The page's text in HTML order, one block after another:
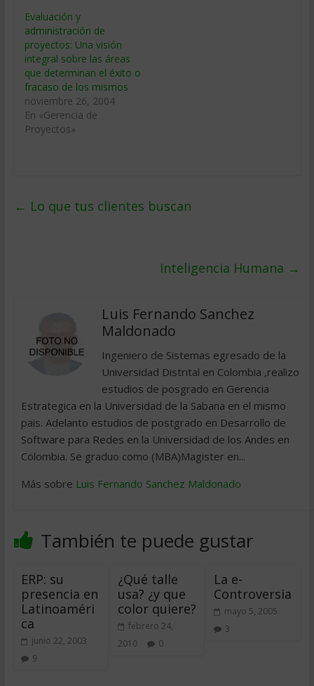
Evaluación y
administración de
proyectos: Una visión
integral sobre las áreas
que determinan el éxito o
fracaso de los mismos
noviembre 26, 2004
En «Gerencia de
Proyectos»
← Lo que tus clientes buscan
Inteligencia Humana →
Luis Fernando Sanchez
Maldonado
Ingeniero de Sistemas egresado de la
Universidad Distrital en Colombia ,realizo
estudios de posgrado en Gerencia
Estrategica en la Universidad de la Sabana en el mismo
pais. Adelanto estudios de postgrado en Desarrollo de
Software para Redes en la Universidad de los Andes en
Colombia. Se graduo como (MBA)Magister en...
Más sobre Luis Fernando Sanchez Maldonado
También te puede gustar
ERP: su
presencia en
Latinoaméri
ca
junio 22, 2003
9
¿Qué talle
usa? ¿y que
color quiere?
febrero 24,
2010
0
La e-
Controversia
mayo 5, 2005
3